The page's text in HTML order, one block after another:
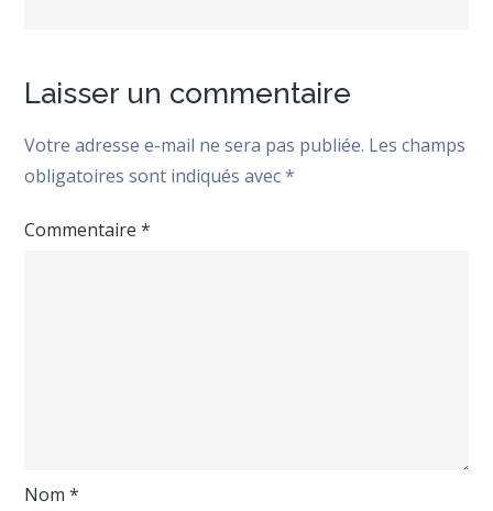
Laisser un commentaire
Votre adresse e-mail ne sera pas publiée. Les champs
obligatoires sont indiqués avec*
Commentaire*
Nom*